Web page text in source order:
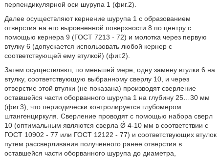
перпендикулярной оси шурупа 1 (фиг.2).
Далее осуществляют кернение шурупа 1 с образованием
отверстия на его выровненной поверхности 8 по центру с
помощью кернера 9 (ГОСТ 7213 - 72) и молотка через первую
втулку 6 (допускается использовать любой кернер с
соответствующей ему втулкой) (фиг.2).
Затем осуществляют, по меньшей мере, одну замену втулки 6 на
втулку, соответствующую выбранному сверлу 10, и через
отверстие этой втулки (не показана) производят сверление
оставшейся части оборванного шурупа 1 на глубину 25…30 мм
(фиг.3), что периодически контролируется глубомером
штангенциркуля. Сверление проводят с помощью набора сверл
10 (оптимальным являются сверла Ǿ 4-10 мм в соответствии с
ГОСТ 10902 - 77 или ГОСТ 12122 - 77) и соответствующих втулок
путем рассверливания полученного ранее отверстия в
оставшейся части оборванного шурупа до диаметра,